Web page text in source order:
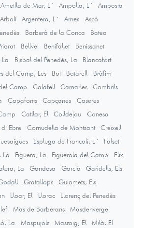
Ametlla de Mar, L´ Ampolla, L´
Amposta
Arbolí Argentera, L´ Arnes
Ascó
Barberà de la Conca
Batea
Bellvei Benifallet
Benissanet
La
Bisbal del Penedès, La
Blancafort
del Camp, Les Bot Botarell
Bràfim
Camp Calafell Camarles
Cambrils
Capafonts Capçanes
Caseres
Catllar, El Colldejou
Conesa
Cornudella de Montsant
Creixell
Espluga de Francolí, L´
Falset
La Figuera, La Figuerola del Camp
Flix
La Gandesa Garcia
Garidells, Els
Gratallops
Guiamets, Els
Lloar, El Llorac
Llorenç del Penedès
Mas de Barberans
Masdenverge
La Maspujols Masroig, El
Milà, El